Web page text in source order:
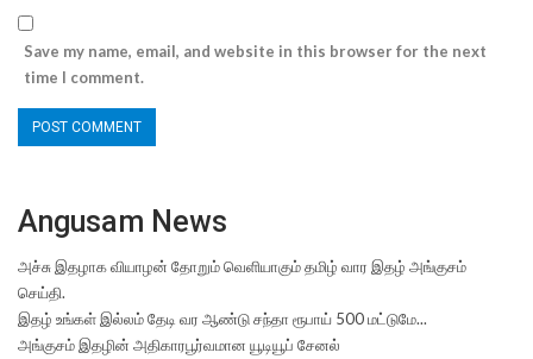
Save my name, email, and website in this browser for the next
time I comment.
Angusam News
அச்சு இதழாக வியாழன் தோறும் வெளியாகும் தமிழ் வார இதழ் அங்குசம்
செய்தி.
இதழ் உங்கள் இல்லம் தேடி வர ஆண்டு சந்தா ரூபாய் 500 மட்டுமே...
அங்குசம் இதழின் அதிகாரபூர்வமான யூடியூப் சேனல்